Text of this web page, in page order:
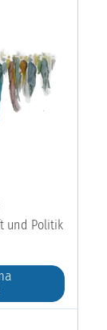
und Politik